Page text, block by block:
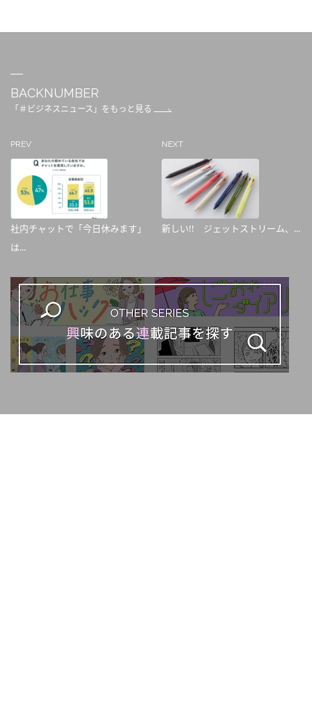
BACKNUMBER
「＃ビジネスニュース」をもっと見る
PREV
社内チャットで「今日休みます」
は...
NEXT
新しい!! ジェットストリーム、...